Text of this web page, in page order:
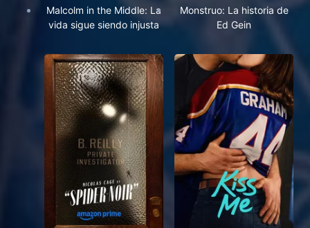
Malcolm in the Middle: La
vida sigue siendo injusta
Monstruo: La historia de
Ed Gein